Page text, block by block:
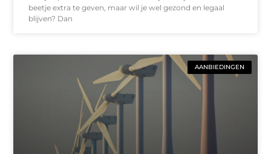
beetje extra te geven, maar wil je wel gezond en legaal
blijven? Dan
AANBIEDINGEN